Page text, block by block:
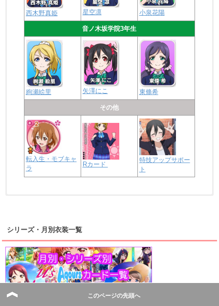
西木野真姫 星空凛 小泉花陽
音ノ木坂学院3年生
絢瀬絵里 矢澤にこ 東條希
その他
転入生・モブキャ
ラ
Rカード
特技アップサポー
ト
桜内梨子 高海千歌 渡辺曜
浦の星女学院1年生
上原歩夢 宮下愛 優木せつ菜
虹ヶ咲学園1年生
シリーズ・月別衣装一覧
このページの先頭へ